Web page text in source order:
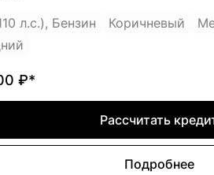
л.с.), Бензин
Коричневый
₽*
Рассчитать
Подробнее